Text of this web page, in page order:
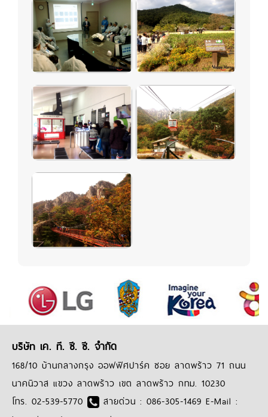
บริษัท เค. ที. ซี. ซี. จำกัด
168/10 บ้านกลางกรุง ออฟฟิศปาร์ค ซอย ลาดพร้าว 71 ถนน
นาคนิวาส แขวง ลาดพร้าว เขต ลาดพร้าว กทม. 10230
โทร. 02-539-5770
สายด่วน : 086-305-1469 E-Mail :